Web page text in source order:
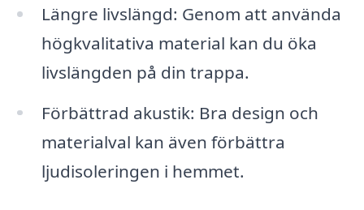
Längre livslängd: Genom att använda
högkvalitativa material kan du öka
livslängden på din trappa.
Förbättrad akustik: Bra design och
materialval kan även förbättra
ljudisoleringen i hemmet.